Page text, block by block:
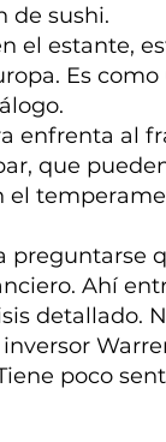
de sushi.
el estante,
Es
enfrenta al
que
el
preguntarse
Ahí
detallado.
poco